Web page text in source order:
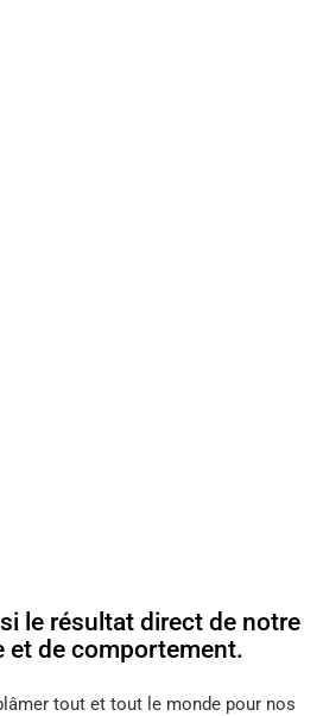
le résultat direct de notre
et de comportement.
tout et tout le monde pour nos